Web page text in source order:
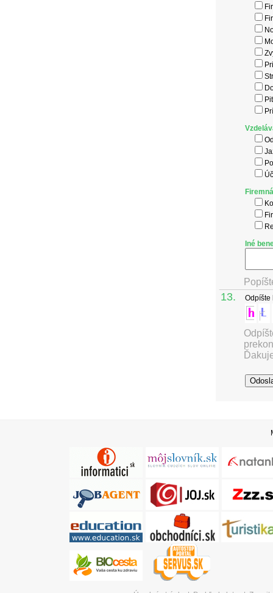
Iné
13. Odpíšte